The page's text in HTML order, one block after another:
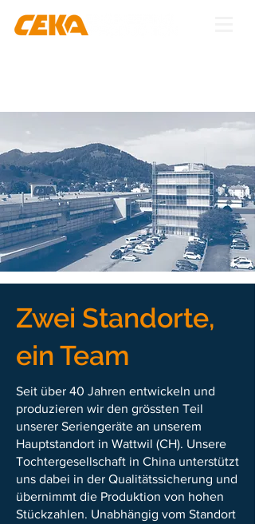
Zwei Standorte,
ein Team
Seit über 40 Jahren entwickeln und
produzieren wir den grössten Teil
unserer Seriengeräte an unserem
Hauptstandort in Wattwil (CH). Unsere
Tochtergesellschaft in China unterstützt
uns dabei in der Qualitätssicherung und
übernimmt die Produktion von hohen
Stückzahlen. Unabhängig vom Standort